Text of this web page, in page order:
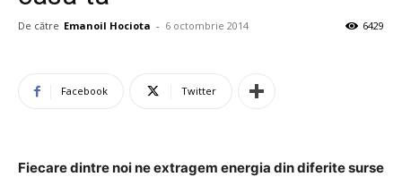
De către Emanoil Hociota - 6 octombrie 2014 6429
Facebook Twitter
Fiecare dintre noi ne extragem energia din diferite surse